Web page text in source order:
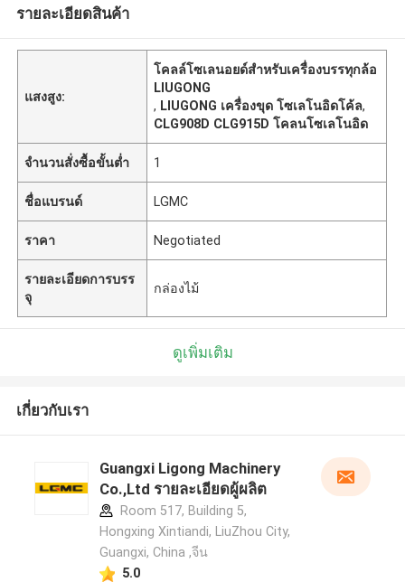
รายละเอียดสินค้า
แสงสูง:
โคลล์โซเลนอยด์สําหรับเครื่องบรรทุกล้อ
LIUGONG
, LIUGONG เครื่องขุด โซเลโนอิดโค้ล,
CLG908D CLG915D โคลนโซเลโนอิด
จำนวนสั่งซื้อขั้นต่ำ 1
ชื่อแบรนด์ LGMC
ราคา Negotiated
รายละเอียดการบรร
จุ
กล่องไม้
ดูเพิ่มเติม
เกี่ยวกับเรา
Guangxi Ligong Machinery
Co.,Ltd รายละเอียดผู้ผลิต
Room 517, Building 5,
Hongxing Xintiandi, LiuZhou City,
Guangxi, China ,จีน
5.0